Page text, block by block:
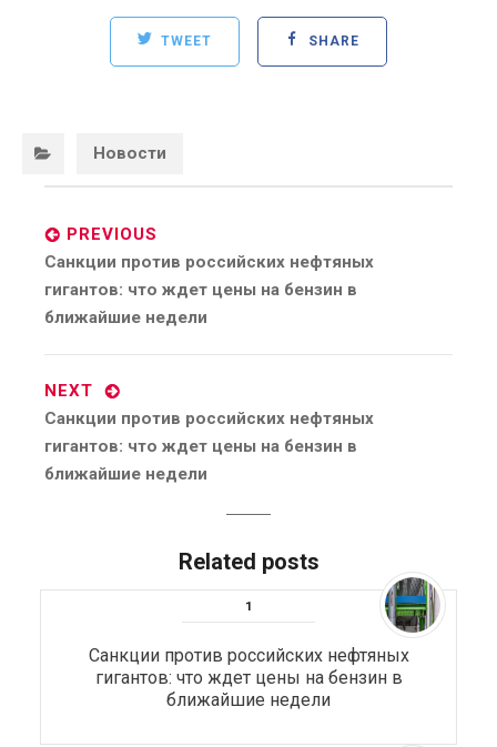
TWEET SHARE
Новости
navigation
PREVIOUS
Previous
post:
Санкции против российских нефтяных
гигантов: что ждет цены на бензин в
ближайшие недели
NEXT
Next
post:
Санкции против российских нефтяных
гигантов: что ждет цены на бензин в
ближайшие недели
Related posts
Санкции против российских нефтяных
гигантов: что ждет цены на бензин в
ближайшие недели